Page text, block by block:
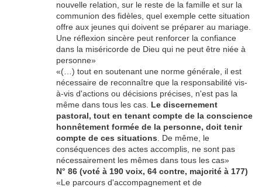
nouvelle relation, sur le reste de la famille et sur la
communion des fidèles, quel exemple cette situation
offre aux jeunes qui doivent se préparer au mariage.
Une réflexion sincère peut renforcer la confiance
dans la miséricorde de Dieu qui ne peut être niée à
personne»
«(…) tout en soutenant une norme générale, il est
nécessaire de reconnaître que la responsabilité vis-
à-vis d'actions ou décisions précises, n'est pas la
même dans tous les cas. Le discernement
pastoral, tout en tenant compte de la conscience
honnêtement formée de la personne, doit tenir
compte de ces situations . De même, le
conséquences des actes accomplis, ne sont pas
nécessairement les mêmes dans tous les cas»
N° 86 (voté à 190 voix, 64 contre, majorité à 177)
«Le parcours d'accompagnement et de